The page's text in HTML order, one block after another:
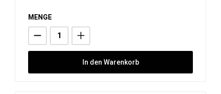
MENGE
In den Warenkorb